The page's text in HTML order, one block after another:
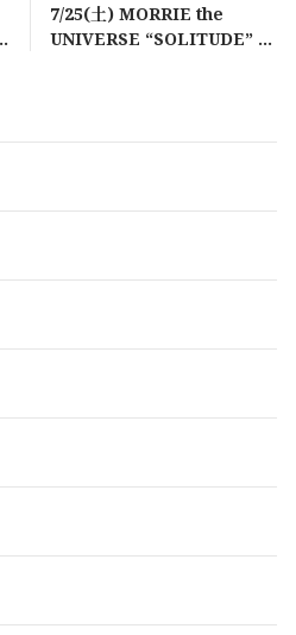
7/25(土) MORRIE the
UNIVERSE “SOLITUDE” ＠